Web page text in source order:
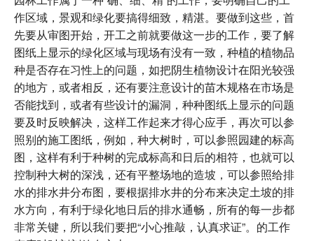
作区域，景观和绿化要搞得细致，精湛。要做到这些，首
先要从审图开始，开工之前就要做这一步的工作，要了解
图纸上显示的绿化区域与现场有没有一致，种植的植物品
种是否存在习性上的问题，如把阴生植物设计在阳光较强
的地方，或者相反，还有要注意设计的苗木规格在市场是
否能找到，或者有些设计的漏洞，种种图纸上显示的问题
要及时反映解决，这样工作起来才得心应手，再次可以参
照别的施工图纸，例如，种大树时，可以参照园建的标高
图，这样有利于种树的完成标高和日后的相符，也就可以
控制种大树的深浅，还有平整场地的造坡，可以参照给排
水的排水井分布图，要根据排水井的分布来决定土坡的排
水方向，有利于绿化地日后的排水通畅，所有的每一步都
非常关键，所以我们要把“小心推敲，认真求证”。的工作